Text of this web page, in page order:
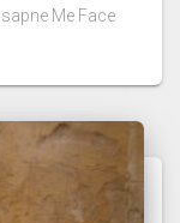
sapne Me Face